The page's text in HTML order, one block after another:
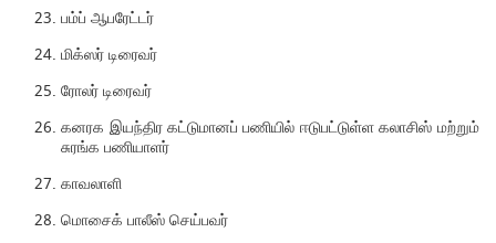
பம்ப் ஆபரேட்டர்
மிக்ஸர் டிரைவர்
ரோலர் டிரைவர்
கனரக இயந்திர கட்டுமானப் பணியில் ஈடுபட்டுள்ள கலாசிஸ் மற்றும்
சுரங்க பணியாளர்
காவலாளி
மொசைக் பாலீஸ் செய்பவர்